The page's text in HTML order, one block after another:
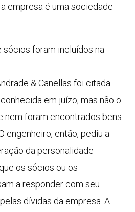
empresa é uma sociedade
sócios foram incluídos na
& Canellas foi citada
em juízo, mas não o
nem foram encontrados bens
engenheiro, então, pediu a
da personalidade
os sócios ou os
a responder com seu
dívidas da empresa. A